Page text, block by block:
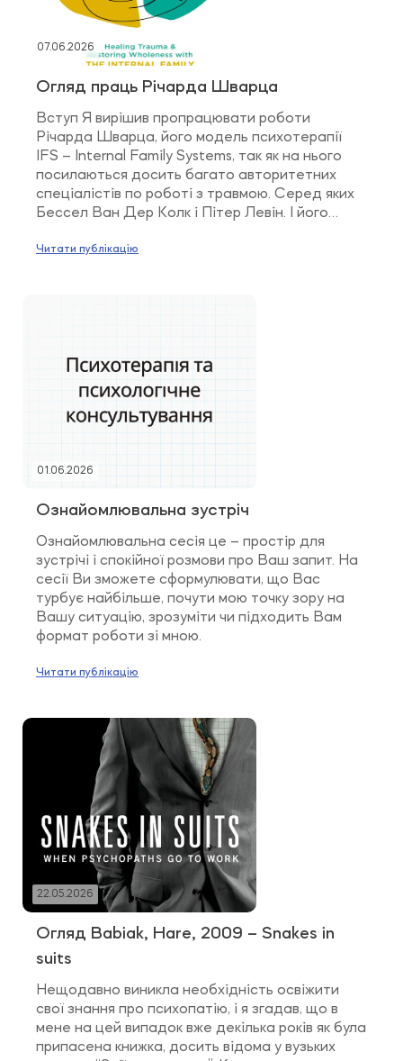
07.06.2026
Огляд праць Річарда Шварца
Вступ Я вирішив пропрацювати роботи
Річарда Шварца, його модель психотерапії
IFS – Internal Family Systems, так як на нього
посилаються досить багато авторитетних
спеціалістів по роботі з травмою. Серед яких
Бессел Ван Дер Колк і Пітер Левін. І його
колеги. Визрів інтерес зануритись в його
Читати публікацію
01.06.2026
Ознайомлювальна зустріч
Ознайомлювальна сесія це – простір для
зустрічі і спокійної розмови про Ваш запит. На
сесії Ви зможете сформулювати, що Вас
турбує найбільше, почути мою точку зору на
Вашу ситуацію, зрозуміти чи підходить Вам
формат роботи зі мною.
Читати публікацію
22.05.2026
Огляд Babiak, Hare, 2009 – Snakes in
suits
Нещодавно виникла необхідність освіжити
свої знання про психопатію, і я згадав, що в
мене на цей випадок вже декілька років як була
припасена книжка, досить відома у вузьких